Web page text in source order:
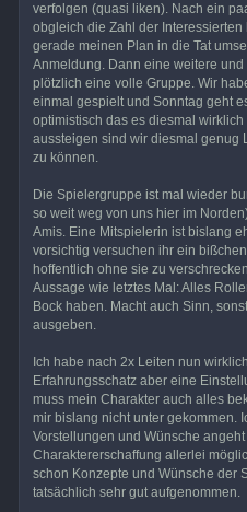
verfolgen (quasi liken). Nach ein
obgleich die Zahl der
gerade meinen Plan in die Tat
Anmeldung. Dann eine weitere
plötzlich eine volle Gruppe. Wir
einmal gespielt und Sonntag geht
optimistisch das es diesmal
aussteigen sind wir diesmal genug
zu können.
Die Spielergruppe ist mal wieder
so weit weg von uns hier im
Amis. Eine Mitspielerin ist bislang
vorsichtig versuchen ihr ein
hoffentlich ohne sie zu
Aussage wie letztes Mal: Alles
Bock haben. Macht auch Sinn,
ausgeben.
Ich habe nach 2x Leiten nun
Erfahrungsschatz aber eine
muss mein Charakter auch alles
mir bislang nicht unter gekommen.
Vorstellungen und Wünsche
Charaktererschaffung allerlei
schon Konzepte und Wünsche der
tatsächlich sehr gut aufgenommen.